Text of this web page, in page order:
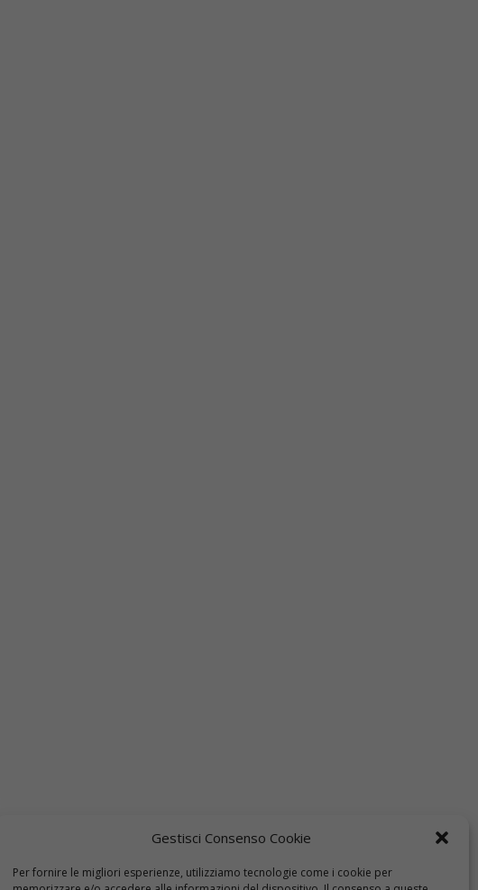
Gestisci Consenso Cookie
Per fornire le migliori esperienze, utilizziamo tecnologie come i cookie per